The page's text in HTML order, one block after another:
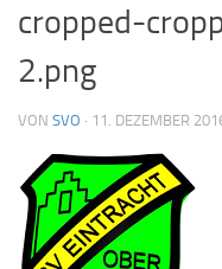
cropped-
2.png
VON SVO · 11. DEZEMBER